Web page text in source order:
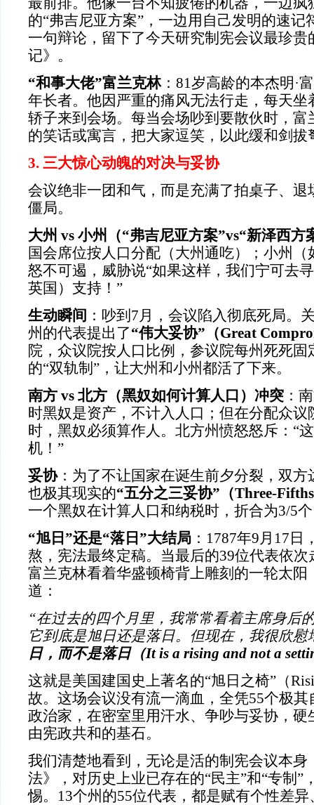
的“弗吉尼亚方案”，一边用自己发明的速记
一句辩论，留下了今天研究制宪会议最珍贵
记》。
“和事大佬”富兰克林：81岁高龄的本杰明·
年长者。他因严重的痛风无法行走，每天坐
轿子来到会场。每当会场吵到要散伙时，富
的笑话或寓言，把大家逗笑，以此缓和剑拔
3. 三大惊心动魄的对决与妥协
会议绝非一团和气，而是充满了拍桌子、退
僵局。
大州 vs 小州（“弗吉尼亚方案”vs“新泽西方
国会席位按人口分配（大州通吃）；小州
怒不可遏，威胁说“如果这样，我们宁可去
英国）支持！”
生动瞬间 ：吵到7月，会议陷入彻底死局。
州的代表提出了“伟大妥协”（Great
院，众议院按人口比例，参议院每州死死固
的“双轨制”，让大州和小州都活了下来。
南方 vs 北方（黑奴如何计算人口）冲突 ：
时黑奴是资产，不计入人口；但在分配众
时，黑奴必须算作人。北方州愤怒怒斥：“
机！”
妥协：为了不让国家在诞生前夕分裂，双方
也极其现实的“五分之三妥协”（Three-
一个黑奴在计算人口和纳税时，折合为3/5
“旭日”还是“落日”大结局 ：1787年9月17
熬，宪法最终定稿。当最后的39位代表依
富兰克林看着华盛顿椅背上雕刻的一轮太阳
道：
“在过去的四个月里，我常常看着主席身后
它到底是旭日还是落日。但现在，我很欣慰
日，而不是落日（It is a rising and not a
这就是美国建国史上著名的“旭日之椅”（
故。这场会议没有流一滴血，全凭55个极
政治家，在密室里用汗水、争吵与妥协，硬
由宪政共和的基石。
我们清楚地看到，无论是活的制宪会议本身
法》，对历史上业已存在的“民主”和“专制”
惕。13个州的55位代表，都是赋有个性差